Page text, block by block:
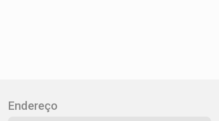
Endereço